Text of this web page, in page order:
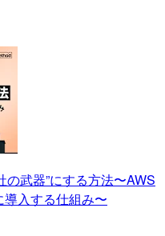
の武器”にする方法〜AWS
入する仕組み〜